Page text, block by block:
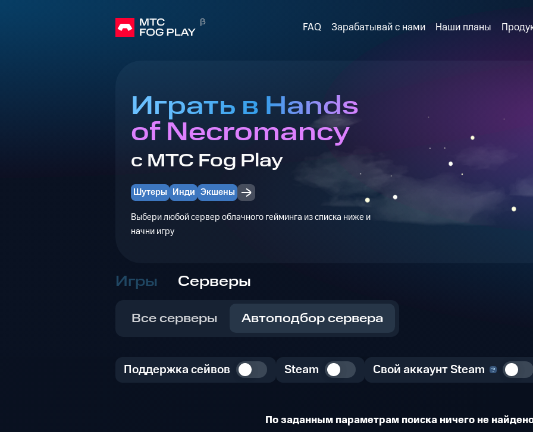
FAQ Зарабатывай с нами Наши планы
Играть в Hands
of Necromancy
с МТС Fog Play
Шутеры Инди Экшены
Выбери любой сервер облачного гейминга из списка ниже и
начни игру
Игры Серверы
Все серверы Автоподбор сервера
Поддержка сейвов Steam Свой аккаунт Steam
По заданным параметрам поиска ничего не